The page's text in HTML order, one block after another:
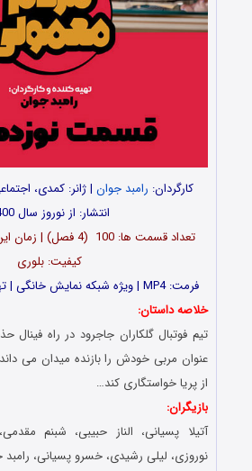
کارگردان: رامبد جوان | ژانر: کمدی،
انتشار: از نوروز سال 1400
کیفیت: بلوری
فرمت: MP4 | ویژه شبکه نمایش خانگی | تهیه کننده: رامبد جوان
خلاصه داستان:
تیم فوتبال گلکاران جاجرود در راه
عنوان مربی خودش را بازنده میدان می
از پریا خواستگاری کند…
بازیگران:
آتیلا پسیانی، الناز حبیبی، شبنم
نوروزی، لیلی رشیدی، خسرو پسیانی،